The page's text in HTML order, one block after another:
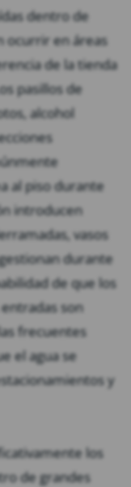
dentro de
ocurrir en áreas
de la tienda
pasillos de
alcohol
al piso durante
introducen
vasos
durante
de que los
son
frecuentes
el agua se
y
los
de grandes